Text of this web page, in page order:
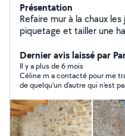
Présentation
Refaire mur à la chaux
piquetage et tailler une
Dernier avis laissé par
Il y a plus de 6 mois
Céline m a contacté pour me
de quelqu'un d'autre qui n'est